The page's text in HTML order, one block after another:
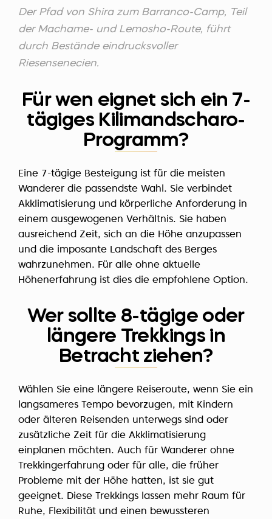
Der Pfad von Shira zum Barranco-Camp, Teil
der Machame- und Lemosho-Route, führt
durch Bestände eindrucksvoller
Riesensenecien.
Für wen eignet sich ein 7-
tägiges Kilimandscharo-
Programm?
Eine 7-tägige Besteigung ist für die meisten
Wanderer die passendste Wahl. Sie verbindet
Akklimatisierung und körperliche Anforderung in
einem ausgewogenen Verhältnis. Sie haben
ausreichend Zeit, sich an die Höhe anzupassen
und die imposante Landschaft des Berges
wahrzunehmen. Für alle ohne aktuelle
Höhenerfahrung ist dies die empfohlene Option.
Wer sollte 8-tägige oder
längere Trekkings in
Betracht ziehen?
Wählen Sie eine längere Reiseroute, wenn Sie ein
langsameres Tempo bevorzugen, mit Kindern
oder älteren Reisenden unterwegs sind oder
zusätzliche Zeit für die Akklimatisierung
einplanen möchten. Auch für Wanderer ohne
Trekkingerfahrung oder für alle, die früher
Probleme mit der Höhe hatten, ist sie gut
geeignet. Diese Trekkings lassen mehr Raum für
Ruhe, Flexibilität und einen bewussteren